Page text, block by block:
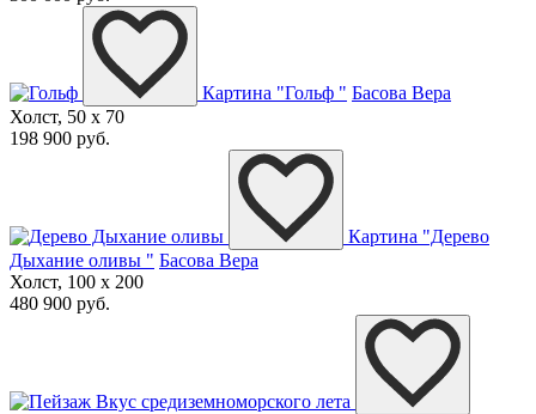
Картина "Гольф " Басова Вера
Холст, 50 x 70
198 900 руб.
Картина "Дерево
Дыхание оливы " Басова Вера
Холст, 100 x 200
480 900 руб.